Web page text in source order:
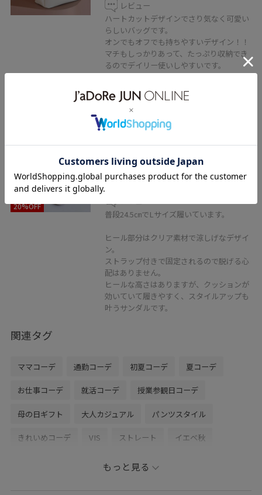
レビュー
ハートカットデザインでさり気なく可愛い
らしいバッグです。
オンでもオフでも持ちやすいデザイン！！
マチもしっかりあって、たっぷり収納でき
るのでデイリー使いしやすいです。
500mlのペットボトルも入る大きさです。
20%OFF
2BUY10%OFF
アイスキューブヒールサンダル
シルバー / L
¥6,327
普段24.5㎝でLサイズ履いています。
ヒール部分はクリア素材で涼しげなデザイ
ン。
ストラップ付きで固定されるので脱げる心
配はありません。
ヒールな高さはありますが、クッションが
効いていて履きやすく、スタイルアップも
叶うサンダルです。
関連タグ
ママコーデ 通勤コーデ 初夏コーデ 夏コーデ
お仕事コーデ 就活コーデ 授業参観日コーデ
母の日ギフト 大人カジュアル パンツスタイル
きれいめコーデ VIS ストレート イエベ秋
Tシャツ/カットソー
もっと見る